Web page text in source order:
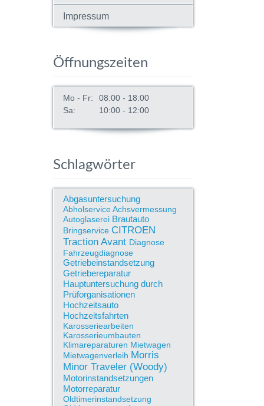
Impressum
Öffnungszeiten
Mo - Fr:
08:00 - 18:00
Sa:
10:00 - 12:00
Schlagwörter
Abgasuntersuchung
AbholserviceAchsvermessung
Autoglaserei Brautauto
Bringservice CITROEN
Traction Avant Diagnose
Fahrzeugdiagnose
Getriebeinstandsetzung
Getriebereparatur
Hauptuntersuchung durch
Prüforganisationen
Hochzeitsauto
Hochzeitsfahrten
Karosseriearbeiten
Karosserieumbauten
Klimareparaturen Mietwagen
Mietwagenverleih Morris
Minor Traveler (Woody)
Motorinstandsetzungen
Motorreparatur
Oldtimerinstandsetzung